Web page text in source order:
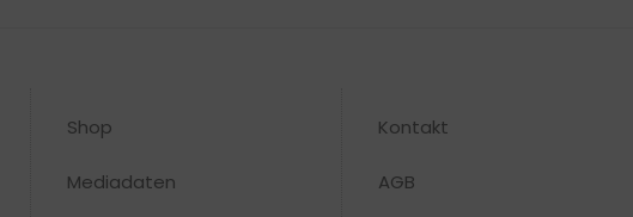
Shop
Mediadaten
Kontakt
AGB